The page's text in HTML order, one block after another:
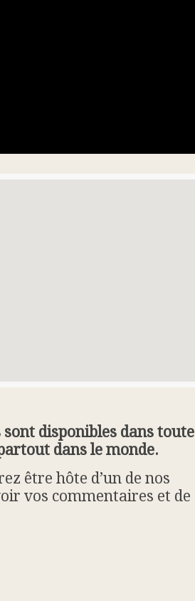
disponibles dans toute
dans le monde.
être hôte d’un de nos
vos commentaires et de